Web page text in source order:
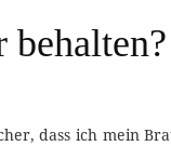
dass ich mein